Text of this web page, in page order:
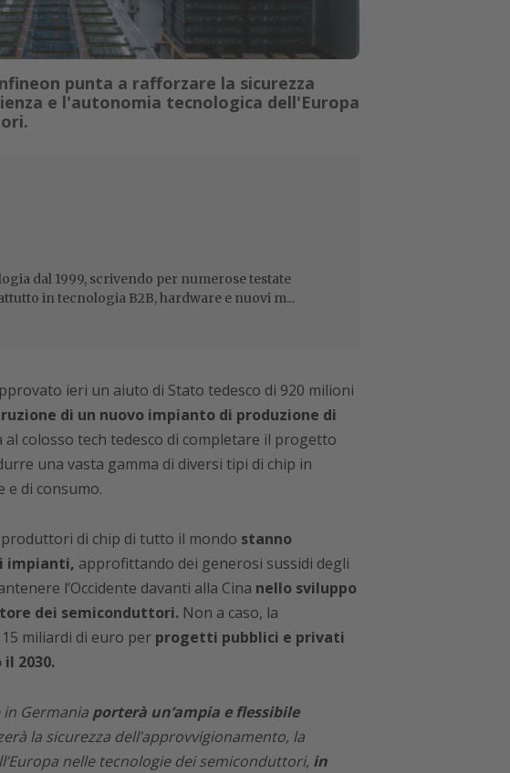
punta a rafforzare la sicurezza
e l'autonomia tecnologica dell'Europa
dal 1999, scrivendo per numerose testate
in tecnologia B2B, hardware e nuovi m...
ieri un aiuto di Stato tedesco di 920 milioni
di un nuovo impianto di produzione di
al colosso tech tedesco di completare il progetto
una vasta gamma di diversi tipi di chip in
di consumo.
di chip di tutto il mondo stanno
impianti, approfittando dei generosi sussidi degli
l’Occidente davanti alla Cina nello sviluppo
dei semiconduttori. Non a caso, la
miliardi di euro perprogetti pubblici e privati
2030.
Germania porterà un’ampia e flessibile
la sicurezza dell’approvvigionamento, la
nelle tecnologie dei semiconduttori, in